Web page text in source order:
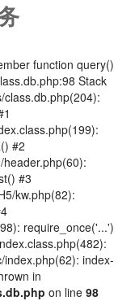
function query()
Stack
#2
#3
kw.php(82):
require_once('...')
index-
in
on line 98